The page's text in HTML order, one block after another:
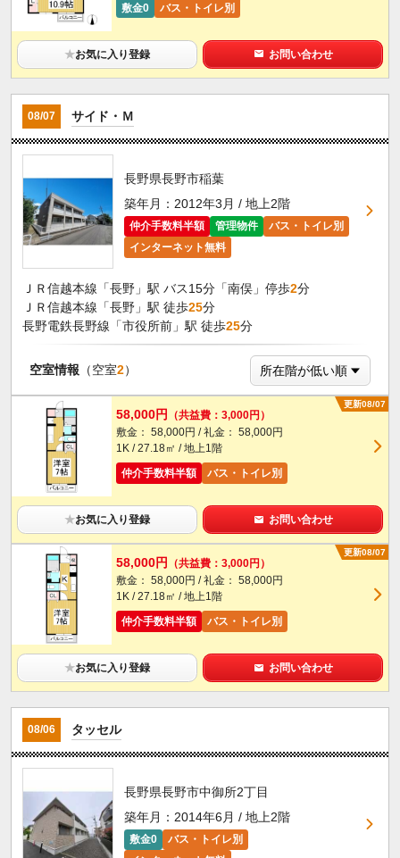
敷金0
バス・トイレ別
★お気に入り登録 お問い合わせ
08/07 サイド・Ｍ
長野県長野市稲葉
築年月：2012年3月 / 地上2階
仲介手数料半額 管理物件
バス・トイレ別
インターネット無料
ＪＲ信越本線「長野」駅 バス15分「南俣」停歩2分
ＪＲ信越本線「長野」駅 徒歩25分
長野電鉄長野線「市役所前」駅 徒歩25分
空室情報 （空室2）
更新08/07
58,000円
（共益費：3,000円）
敷金： 58,000円 / 礼金： 58,000円
1K / 27.18㎡ / 地上1階
仲介手数料半額
バス・トイレ別
★お気に入り登録 お問い合わせ
更新08/07
58,000円
（共益費：3,000円）
敷金： 58,000円 / 礼金： 58,000円
1K / 27.18㎡ / 地上1階
仲介手数料半額
バス・トイレ別
★お気に入り登録 お問い合わせ
08/06 タッセル
長野県長野市中御所2丁目
築年月：2014年6月 / 地上2階
敷金0
バス・トイレ別